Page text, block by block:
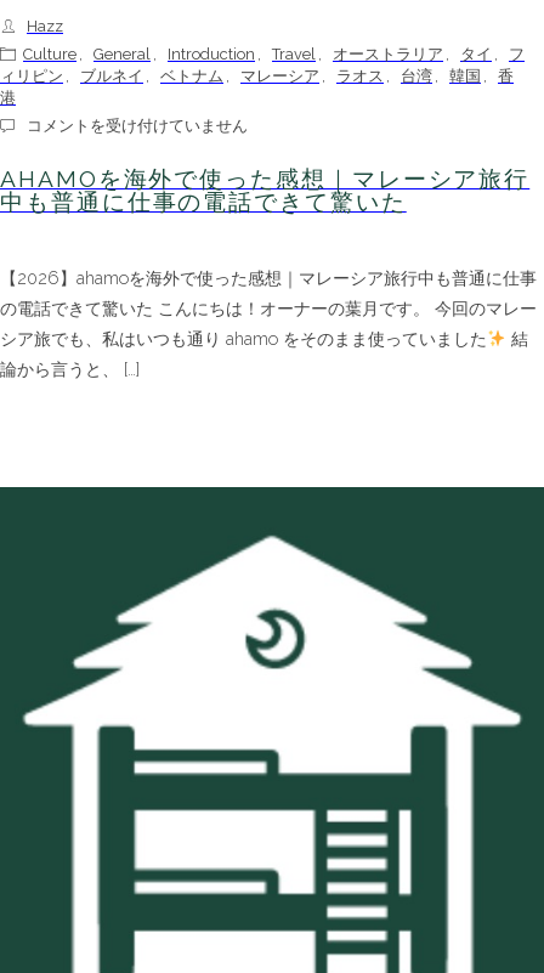
Hazz
Culture , General , Introduction , Travel , オーストラリア , タイ ,
フ
ィリピン , ブルネイ , ベトナム , マレーシア , ラオス , 台湾 , 韓国 ,
香
港
ahamo
海
外
で
た
感
想
｜
マ
話
コメントを受け付けていません
AHAMOを海外で使った感想｜マレーシア旅行
中も普通に仕事の電話できて驚いた
【2026】ahamoを海外で使った感想｜マレーシア旅行中も普通に仕事
の電話できて驚いた こんにちは！オーナーの葉月です。 今回のマレー
シア旅でも、私はいつも通り ahamo をそのまま使っていました
結
論から言うと、 […]